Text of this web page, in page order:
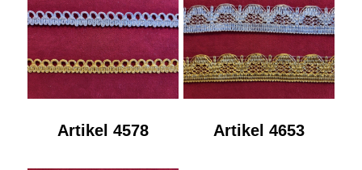
Artikel 4578 Artikel 4653